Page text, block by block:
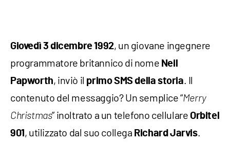
Giovedì 3 dicembre 1992, un giovane ingegnere
programmatore britannico di nome Neil
Papworth, inviò il primo SMS della storia. Il
contenuto del messaggio? Un semplice “Merry
Christmas” inoltrato a un telefono cellulare Orbitel
901 , utilizzato dal suo collega Richard Jarvis.